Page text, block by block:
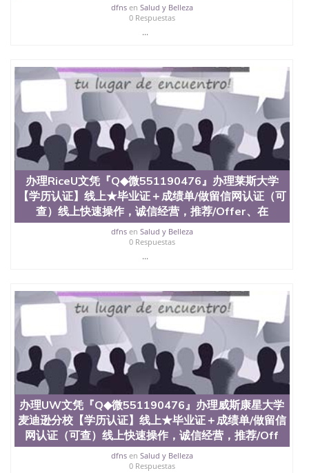
dfnsen Salud y Belleza
0 Respuestas
...
办理RiceU文凭『Q◆微551190476』办理莱斯大学
【学历认证】线上★毕业证＋成绩单/做留信网认证（可
查）线上快速操作，诚信经营，推荐/Offer、在
dfnsen Salud y Belleza
0 Respuestas
...
办理UW文凭『Q◆微551190476』办理威斯康星大学
麦迪逊分校【学历认证】线上★毕业证＋成绩单/做留信
网认证（可查）线上快速操作，诚信经营，推荐/Off
dfnsen Salud y Belleza
0 Respuestas